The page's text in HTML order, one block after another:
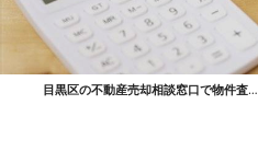
目黒区の不動産売却相談窓口で物件査定や無料相談を対応